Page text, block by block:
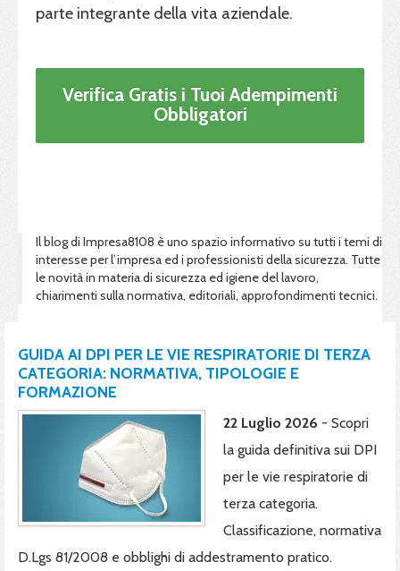
parte integrante della vita aziendale.
Verifica Gratis i Tuoi Adempimenti
Obbligatori
Il blog di Impresa8108 è uno spazio informativo su tutti i temi di
interesse per l’impresa ed i professionisti della sicurezza. Tutte
le novità in materia di sicurezza ed igiene del lavoro,
chiarimenti sulla normativa, editoriali, approfondimenti tecnici.
GUIDA AI DPI PER LE VIE RESPIRATORIE DI TERZA
CATEGORIA: NORMATIVA, TIPOLOGIE E
FORMAZIONE
22 Luglio 2026 - Scopri
la guida definitiva sui DPI
per le vie respiratorie di
terza categoria.
Classificazione, normativa
D.Lgs 81/2008 e obblighi di addestramento pratico.